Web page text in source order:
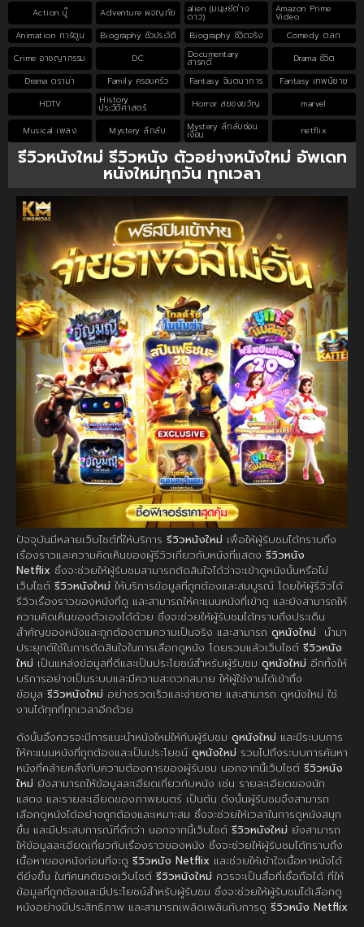
Action บู๊ Adventure ผจญภัย alien (มนุษย์ต่าง
ดาว)
Amazon Prime
Video
Animation การ์ตูน
Biography ชีวประวัติ Biography ชีวิตจริง
Comedy ตลก
Crime อาชญากรรม
DC Documentary
สารคดี
Drama ชีวิต
Drama ดราม่า
Family ครอบครัว Fantasy จินตนาการ
Fantasy เทพนิยาย
HDTV
History
ประวัติศาสตร์ Horror สยองขวัญ marvel
Musical เพลง Mystery ลึกลับ Mystery ลึกลับซ่อน
เงื่อน netflix
รีวิวหนังใหม่ รีวิวหนัง ตัวอย่างหนังใหม่ อัพเดท
หนังใหม่ทุกวัน ทุกเวลา
ปัจจุบันมีหลายเว็บไซต์ที่ให้บริการ รีวิวหนังใหม่ เพื่อให้ผู้รับชมได้ทราบถึง
เรื่องราวและความคิดเห็นของผู้รีวิวเกี่ยวกับหนังที่แสดง รีวิวหนัง
Netflix ซึ่งจะช่วยให้ผู้รับชมสามารถตัดสินใจได้ว่าจะเข้าดูหนังนั้นหรือไม่
เว็บไซต์ รีวิวหนังใหม่ ให้บริการข้อมูลที่ถูกต้องและสมบูรณ์ โดยให้ผู้รีวิวได้
รีวิวเรื่องราวของหนังที่ดู และสามารถให้คะแนนหนังที่เข้าดู และยังสามารถให้
ความคิดเห็นของตัวเองได้ด้วย ซึ่งจะช่วยให้ผู้รับชมได้ทราบถึงประเด็น
สำคัญของหนังและถูกต้องตามความเป็นจริง และสามารถ ดูหนังใหม่ นำมา
ประยุกต์ใช้ในการตัดสินใจในการเลือกดูหนัง โดยรวมแล้วเว็บไซต์ รีวิวหนัง
ใหม่ เป็นแหล่งข้อมูลที่ดีและเป็นประโยชน์สำหรับผู้รับชม ดูหนังใหม่ อีกทั้งให้
บริการอย่างเป็นระบบและมีความสะดวกสบาย ให้ผู้ใช้งานได้เข้าถึง
ข้อมูล รีวิวหนังใหม่ อย่างรวดเร็วและง่ายดาย และสามารถ ดูหนังใหม่ ใช้
งานได้ทุกที่ทุกเวลาอีกด้วย
ดังนั้นจึงควรจะมีการแนะนำหนังใหม่ให้กับผู้รับชม ดูหนังใหม่ และมีระบบการ
ให้คะแนนหนังที่ถูกต้องและเป็นประโยชน์ ดูหนังใหม่ รวมไปถึงระบบการค้นหา
หนังที่คล้ายคลึงกับความต้องการของผู้รับชม นอกจากนี้เว็บไซต์ รีวิวหนัง
ใหม่ ยังสามารถให้ข้อมูลละเอียดเกี่ยวกับหนัง เช่น รายละเอียดของนัก
แสดง และรายละเอียดของภาพยนตร์ เป็นต้น ดังนั้นผู้รับชมจึงสามารถ
เลือกดูหนังได้อย่างถูกต้องและเหมาะสม ซึ่งจะช่วยให้เวลาในการดูหนังสนุก
ขึ้น และมีประสบการณ์ที่ดีกว่า นอกจากนี้เว็บไซต์ รีวิวหนังใหม่ ยังสามารถ
ให้ข้อมูลละเอียดเกี่ยวกับเรื่องราวของหนัง ซึ่งจะช่วยให้ผู้รับชมได้ทราบถึง
เนื้อหาของหนังก่อนที่จะดู รีวิวหนัง Netflix และช่วยให้เข้าใจเนื้อหาหนังได้
ดียิ่งขึ้น ในทัศนคติของเว็บไซต์ รีวิวหนังใหม่ ควรจะเป็นสื่อที่เชื่อถือได้ ที่ให้
ข้อมูลที่ถูกต้องและมีประโยชน์สำหรับผู้รับชม ซึ่งจะช่วยให้ผู้รับชมได้เลือกดู
หนังอย่างมีประสิทธิภาพ และสามารถเพลิดเพลินกับการดู รีวิวหนัง Netflix